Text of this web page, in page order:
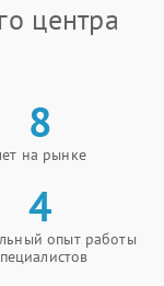
центра
8
на рынке
4
опыт работы